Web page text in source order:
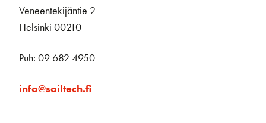
Veneentekijäntie 2
Helsinki 00210
Puh: 09 682 4950
info@sailtech.fi